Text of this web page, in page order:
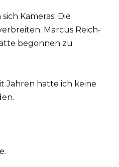
Kameras. Die
Marcus Reich-
begonnen zu
Jahren hatte ich keine